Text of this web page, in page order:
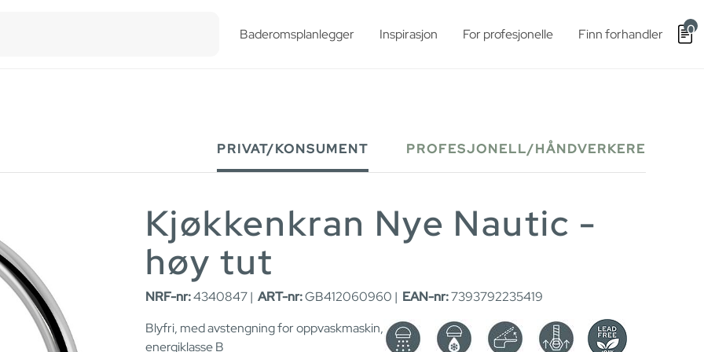
Baderomsplanlegger Inspirasjon For profesjonelle Finn forhandler 0
PRIVAT/KONSUMENT PROFESJONELL/HÅNDVERKERE
Kjøkkenkran Nye Nautic -
høy tut
NRF-nr:4340847 | ART-nr:GB412060960 | EAN-nr:7393792235419
Blyfri, med avstengning for oppvaskmaskin,
energiklasse B